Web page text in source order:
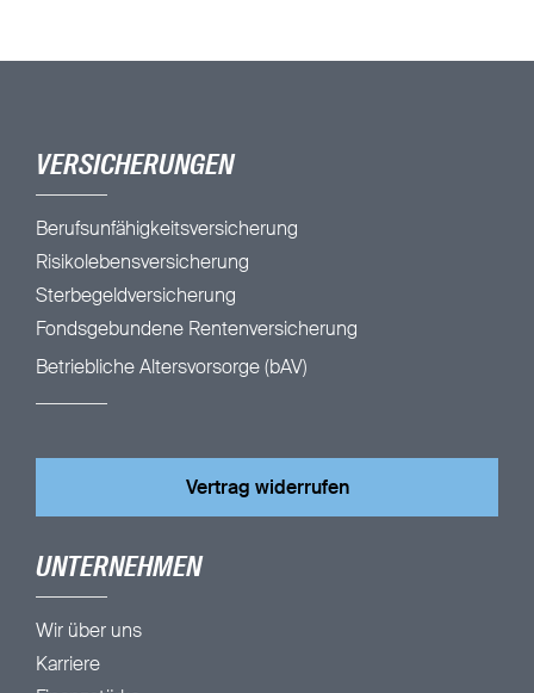
VERSICHERUNGEN
Berufsunfähigkeitsversicherung
Risikolebensversicherung
Sterbegeldversicherung
Fondsgebundene Rentenversicherung
Betriebliche Altersvorsorge (bAV)
Vertrag widerrufen
UNTERNEHMEN
Wir über uns
Karriere